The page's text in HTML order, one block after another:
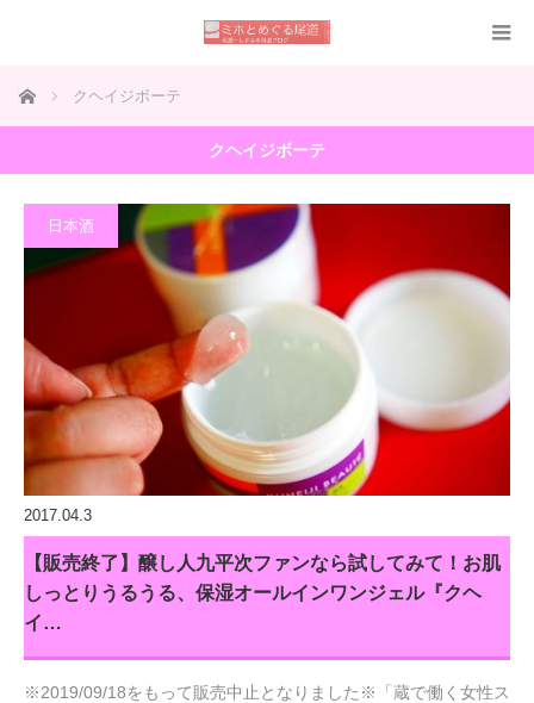
ホーム クヘイジボーテ
クヘイジボーテ
日本酒
2017.04.3
【販売終了】醸し人九平次ファンなら試してみて！お肌
しっとりうるうる、保湿オールインワンジェル『クヘ
イ…
※2019/09/18をもって販売中止となりました※「蔵で働く女性ス